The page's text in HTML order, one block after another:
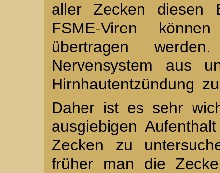
aller Zecken diesen
FSME-Viren
übertragen
Nervensystem aus
Hirnhautentzündung
Daher ist es sehr
ausgiebigen
Zecken zu
früher man die